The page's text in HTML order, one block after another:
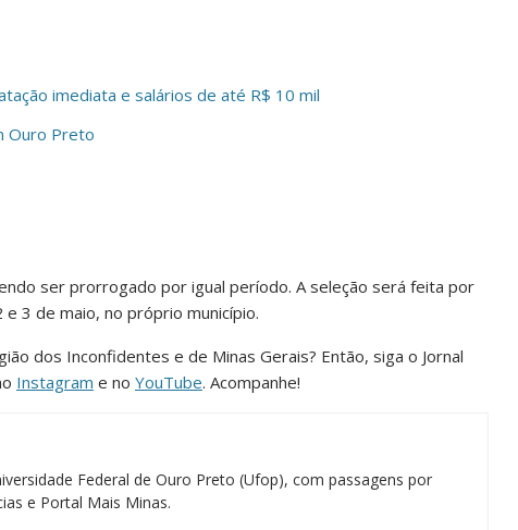
imediata e salários de até R$ 10 mil
Ouro Preto
ser prorrogado por igual período. A seleção será feita por
3 de maio, no próprio município.
dos Inconfidentes e de Minas Gerais? Então, siga o Jornal
Instagram e no YouTube. Acompanhe!
Federal de Ouro Preto (Ufop), com passagens por
e Portal Mais Minas.